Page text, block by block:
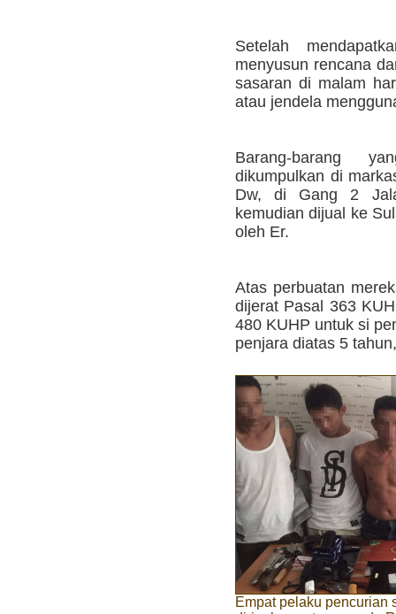
Setelah
menyusun rencana
sasaran di malam
atau jendela
Barang-barang
dikumpulkan di
Dw, di Gang 2
kemudian dijual ke
oleh Er.
Atas perbuatan
dijerat Pasal 363
480 KUHP untuk si
penjara diatas 5
Empat pelaku pencurian